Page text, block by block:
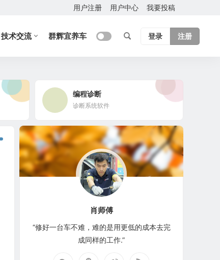
用户注册 用户中心 我要投稿
技术交流 群辉宜养车 登录 注册
编程诊断
诊断系统软件
肖师傅
“修好一台车不难，难的是用更低的成本去完
成同样的工作.”